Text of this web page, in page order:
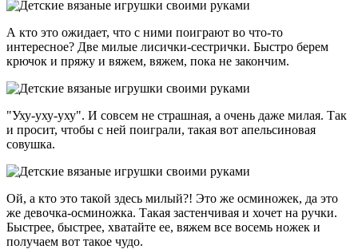
А кто это ожидает, что с ними поиграют во что-то
интересное? Две милые лисички-сестрички. Быстро берем
крючок и пряжу и вяжем, вяжем, пока не закончим.
"Уху-уху-уху". И совсем не страшная, а очень даже милая. Так
и просит, чтобы с ней поиграли, такая вот апельсиновая
совушка.
Ой, а кто это такой здесь милый?! Это же осминожек, да это
же девочка-осминожка. Такая застенчивая и хочет на ручки.
Быстрее, быстрее, хватайте ее, вяжем все восемь ножек и
получаем вот такое чудо.